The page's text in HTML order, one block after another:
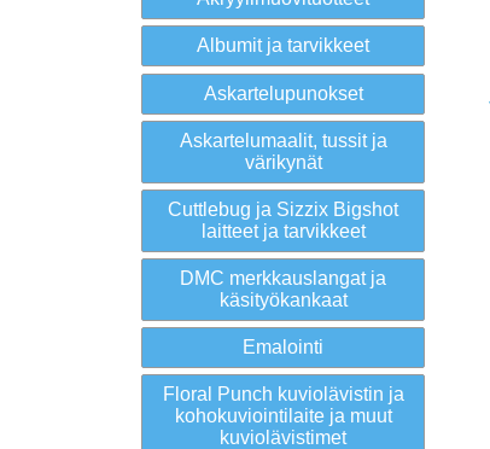
Albumit ja tarvikkeet
Askartelupunokset
Askartelumaalit, tussit ja
värikynät
Cuttlebug ja Sizzix Bigshot
laitteet ja tarvikkeet
DMC merkkauslangat ja
käsityökankaat
Emalointi
Floral Punch kuviolävistin ja
kohokuviointilaite ja muut
kuviolävistimet